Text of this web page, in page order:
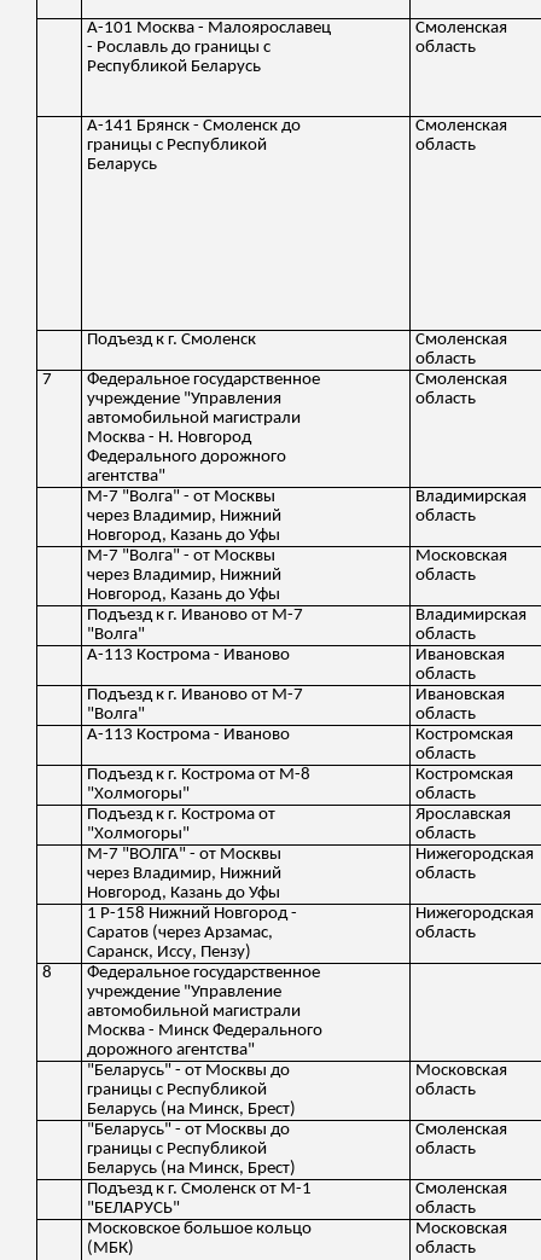
А-101 Москва - Малоярославец
- Рославль до границы с
Республикой Беларусь
Смоленская
область
А-141 Брянск - Смоленск до
границы с Республикой
Беларусь
Смоленская
область
Подъезд к г. Смоленск
Смоленская
область
7
Федеральное государственное
учреждение "Управления
автомобильной магистрали
Москва - Н. Новгород
Федерального дорожного
агентства"
Смоленская
область
М-7 "Волга" - от Москвы
через Владимир, Нижний
Новгород, Казань до Уфы
Владимирская
область
М-7 "Волга" - от Москвы
через Владимир, Нижний
Новгород, Казань до Уфы
Московская
область
Подъезд к г. Иваново от М-7
"Волга"
Владимирская
область
А-113 Кострома - Иваново
Ивановская
область
Подъезд к г. Иваново от М-7
"Волга"
Ивановская
область
А-113 Кострома - Иваново
Костромская
область
Подъезд к г. Кострома от М-8
"Холмогоры"
Костромская
область
Подъезд к г. Кострома от
"Холмогоры"
Ярославская
область
М-7 "ВОЛГА" - от Москвы
через Владимир, Нижний
Новгород, Казань до Уфы
Нижегородская
область
1 Р-158 Нижний Новгород -
Саратов (через Арзамас,
Саранск, Иссу, Пензу)
Нижегородская
область
8
Федеральное государственное
учреждение "Управление
автомобильной магистрали
Москва - Минск Федерального
дорожного агентства"
"Беларусь" - от Москвы до
границы с Республикой
Беларусь (на Минск, Брест)
Московская
область
"Беларусь" - от Москвы до
границы с Республикой
Беларусь (на Минск, Брест)
Смоленская
область
Подъезд к г. Смоленск от М-1
"БЕЛАРУСЬ"
Смоленская
область
Московское большое кольцо
(МБК)
Московская
область